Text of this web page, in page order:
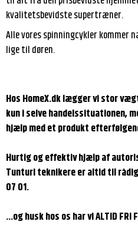
kvalitetsbevidste supertræner.
Alle vores spinningcykler
lige til døren.
Hos HomeX.dk lægger vi stor
kun i selve handelssituationen,
hjælp med et produkt
Hurtig og effektiv hjælp af
Tunturi teknikere er altid til
07 01.
...og husk hos os har vi ALTID FRI